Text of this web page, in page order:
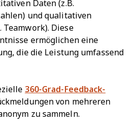
Daten (z.B.
und qualitativen
Teamwork). Diese
ermöglichen eine
die die Leistung umfassend
360-Grad-Feedback-
von mehreren
zu sammeln.